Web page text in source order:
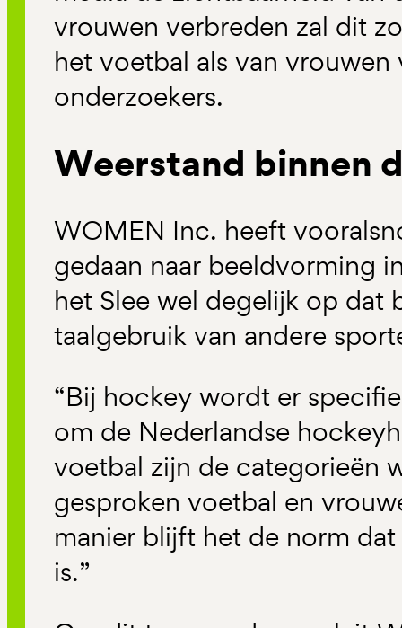
vrouwen verbreden zal dit
het voetbal als van vrouwen
onderzoekers.
Weerstand binnen
WOMEN Inc. heeft
gedaan naar beeldvorming
het Slee wel degelijk op dat
taalgebruik van andere
“Bij hockey wordt er
om de Nederlandse
voetbal zijn de categorieën
gesproken voetbal en
manier blijft het de norm
is.”